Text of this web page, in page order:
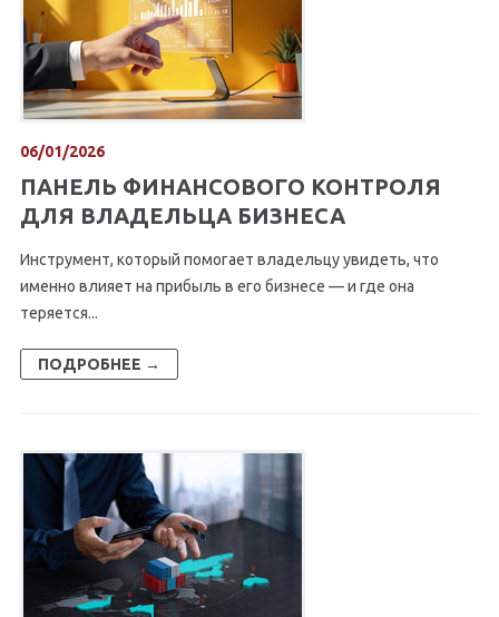
06/01/2026
ПАНЕЛЬ ФИНАНСОВОГО КОНТРОЛЯ
ДЛЯ ВЛАДЕЛЬЦА БИЗНЕСА
Инструмент, который помогает владельцу увидеть, что
именно влияет на прибыль в его бизнесе — и где она
теряется...
ПОДРОБНЕЕ →